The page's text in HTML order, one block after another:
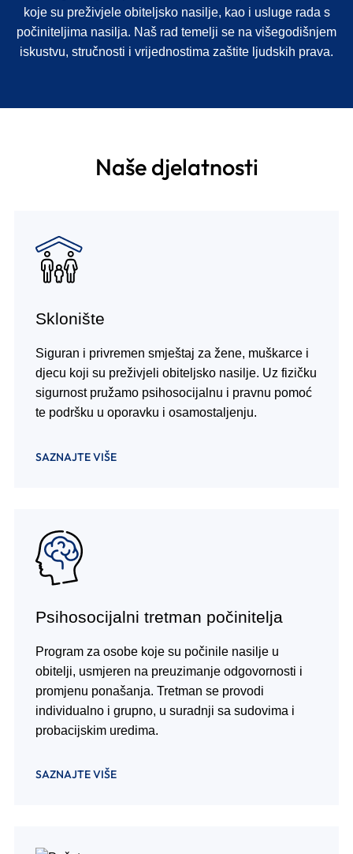
koje su preživjele obiteljsko nasilje, kao i usluge rada s
počiniteljima nasilja. Naš rad temelji se na višegodišnjem
iskustvu, stručnosti i vrijednostima zaštite ljudskih prava.
Naše djelatnosti
Sklonište
Siguran i privremen smještaj za žene, muškarce i
djecu koji su preživjeli obiteljsko nasilje. Uz fizičku
sigurnost pružamo psihosocijalnu i pravnu pomoć
te podršku u oporavku i osamostaljenju.
SAZNAJTE VIŠE
Psihosocijalni tretman počinitelja
Program za osobe koje su počinile nasilje u
obitelji, usmjeren na preuzimanje odgovornosti i
promjenu ponašanja. Tretman se provodi
individualno i grupno, u suradnji sa sudovima i
probacijskim uredima.
SAZNAJTE VIŠE